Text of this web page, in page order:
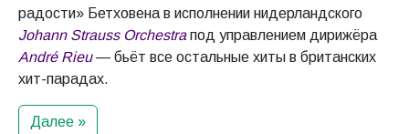
радости» Бетховена в исполнении нидерландского
Johann Strauss Orchestraпод управлением дирижёра
André Rieu— бьёт все остальные хиты в британских
хит-парадах.
Далее »